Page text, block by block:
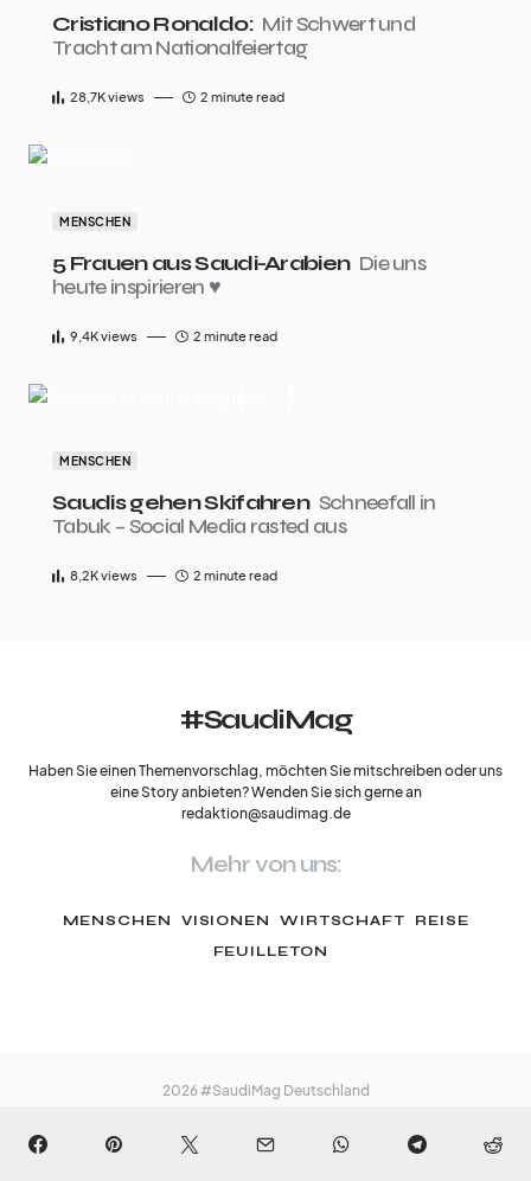
Cristiano Ronaldo: Mit Schwert und
Tracht am Nationalfeiertag
28,7Kviews 2 minute read
MENSCHEN
5 Frauen aus Saudi-Arabien Die uns
heute inspirieren ♥︎
9,4Kviews 2 minute read
MENSCHEN
Saudis gehen Skifahren Schneefall in
Tabuk – Social Media rasted aus
8,2Kviews 2 minute read
#SaudiMag
Haben Sie einen Themenvorschlag, möchten Sie mitschreiben oder uns
eine Story anbieten? Wenden Sie sich gerne an
redaktion@saudimag.de
Mehr von uns:
MENSCHEN VISIONEN WIRTSCHAFT
REISE
FEUILLETON
2026 #SaudiMag Deutschland
Impressum & Datenschutzerklärung